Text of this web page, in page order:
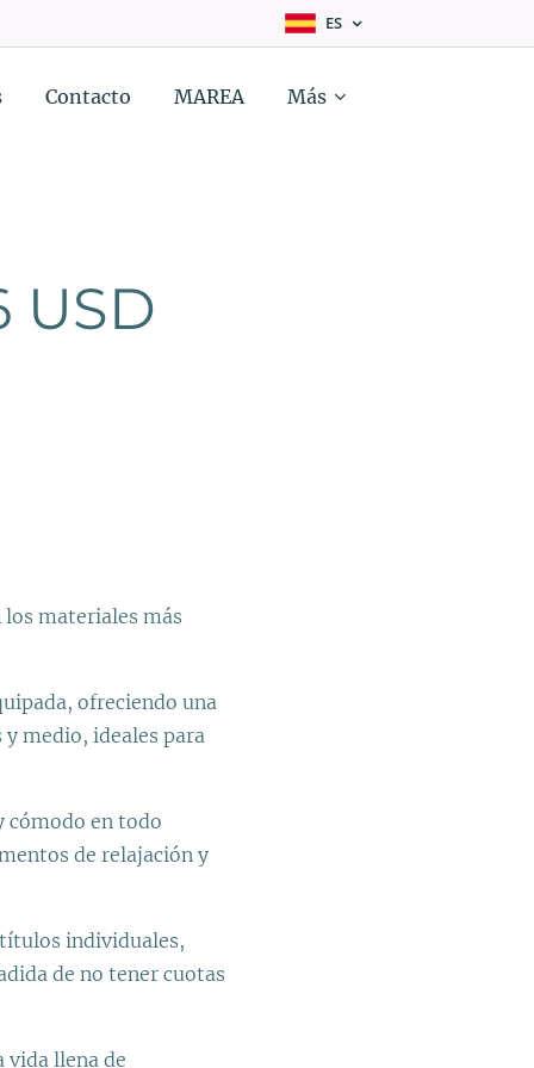
ES
Contacto MAREA Más
USD
materiales más
ofreciendo una
y medio, ideales para
cómodo en todo
de relajación y
individuales,
de no tener cuotas
vida llena de